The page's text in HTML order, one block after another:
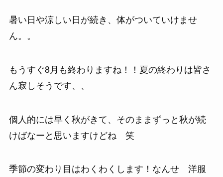
暑い日や涼しい日が続き、体がついていけませ
ん。。
もうすぐ8月も終わりますね！！夏の終わりは皆さ
ん寂しそうです、、
個人的には早く秋がきて、そのままずっと秋が続
けばなーと思いますけどね 笑
季節の変わり目はわくわくします！なんせ 洋服